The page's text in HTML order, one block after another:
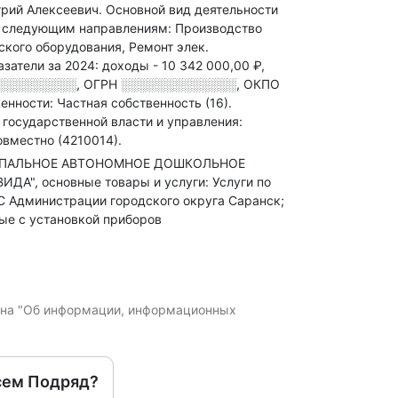
Алексеевич. Основной вид деятельности
направлениям: Производство
оборудования, Ремонт элек.
за 2024: доходы - 10 342 000,00 ₽,
, ОГРН ░░░░░░░░░░░░░, ОКПО
Частная собственность (16).
власти и управления:
(4210014).
АВТОНОМНОЕ ДОШКОЛЬНОЕ
основные товары и услуги: Услуги по
городского округа Саранск;
с установкой приборов
"Об информации, информационных
Подряд?